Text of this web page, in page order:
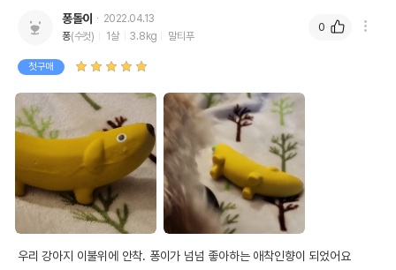
퐁돌이
2022.04.13
퐁(수컷) 1살 3.8kg 말티푸
첫구매
우리 강아지 이불위에 안착. 퐁이가 넘넘 좋아하는 애착인향이 되었어요
0